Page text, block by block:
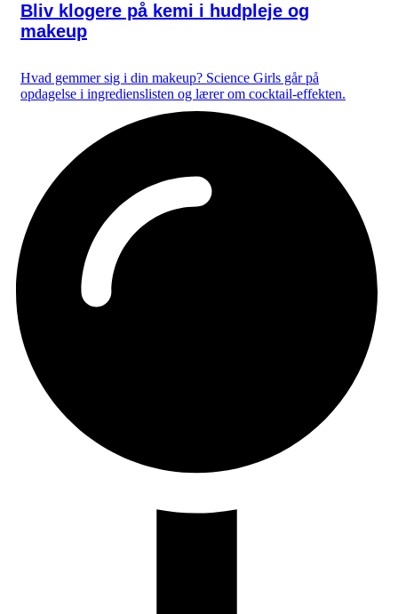
Bliv klogere på kemi i hudpleje og
makeup
Hvad gemmer sig i din makeup? Science Girls går på
opdagelse i ingredienslisten og lærer om cocktail-effekten.